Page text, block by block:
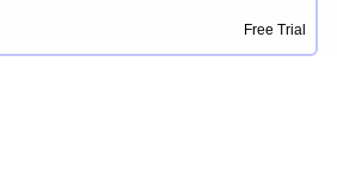
수 있도록 도와 개발자들이 성공적인
체인 개발 분야의 잠재력을 발휘할 수
Free Trial